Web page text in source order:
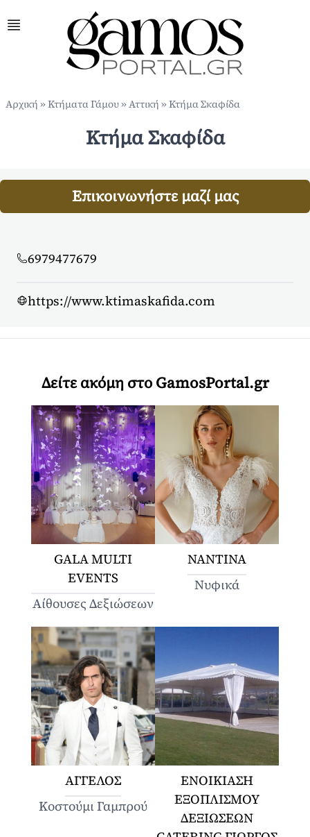
Αρχική »Κτήματα Γάμου»Αττική »Κτήμα Σκαφίδα
Κτήμα Σκαφίδα
Επικοινωνήστε μαζί μας
6979477679
https://www.ktimaskafida.com
Δείτε ακόμη στο GamosPortal.gr
GALA MULTI
EVENTS
Αίθουσες Δεξιώσεων
ΝΑΝΤΙΝΑ
Νυφικά
ΑΓΓΕΛΟΣ
Κοστούμι Γαμπρού
ΕΝΟΙΚΙΑΣΗ
ΕΞΟΠΛΙΣΜΟΥ
ΔΕΞΙΩΣΕΩΝ